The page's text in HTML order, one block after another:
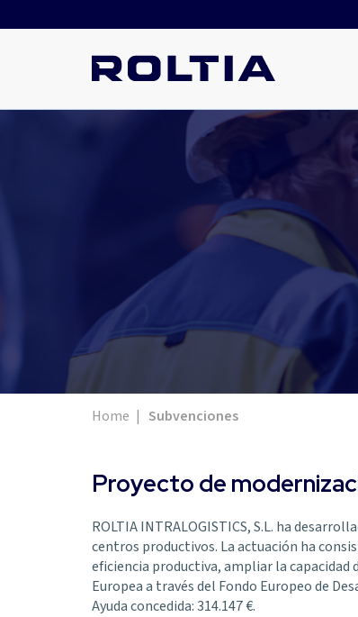
Home | Subvenciones
Proyecto de
ROLTIA INTRALOGISTICS, S.L. ha
centros productivos. La actuación ha
eficiencia productiva, ampliar la
Europea a través del Fondo Europeo de
Ayuda concedida: 314.147 €.